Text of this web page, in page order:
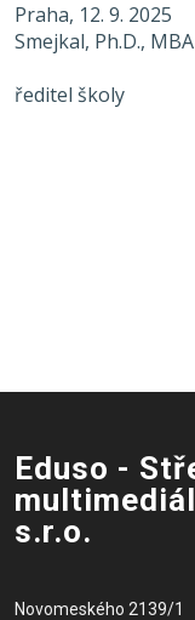
Praha, 12. 9. 2025
Smejkal, Ph.D., MBA
ředitel školy
Eduso -
s.r.o.
Novomeského 2139/1